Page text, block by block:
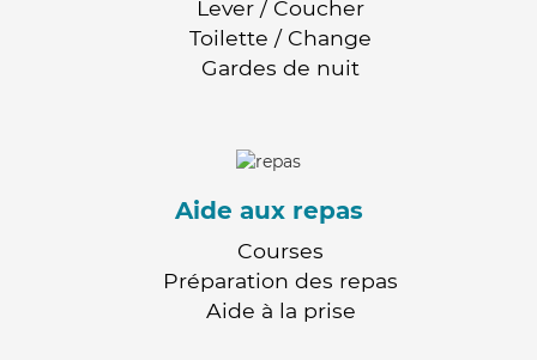
Lever / Coucher
Toilette / Change
Gardes de nuit
Aide aux repas
Courses
Préparation des repas
Aide à la prise